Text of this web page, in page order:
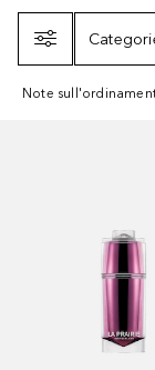
Note